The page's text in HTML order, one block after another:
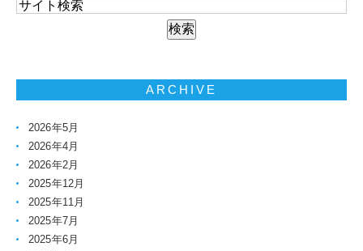
ARCHIVE
2026年5月
2026年4月
2026年2月
2025年12月
2025年11月
2025年7月
2025年6月